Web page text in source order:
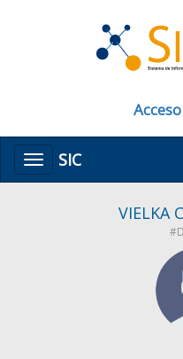
Acceso
MenúSIC
VIELKA